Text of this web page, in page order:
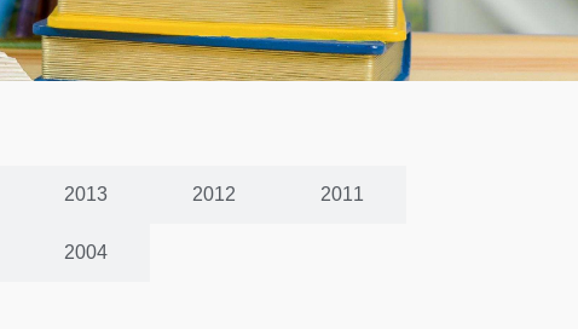
2013 2012 2011
2004